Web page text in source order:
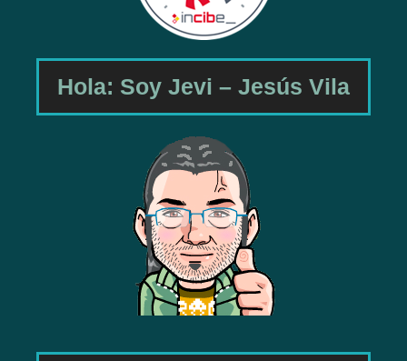
Hola: Soy Jevi – Jesús Vila